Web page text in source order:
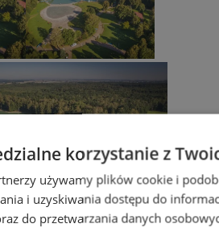
korzystanie z
używamy plików cookie i
i uzyskiwania dostępu do
do przetwarzania danych